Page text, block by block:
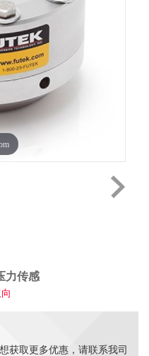
力传感
获取更多优惠，请联系我司